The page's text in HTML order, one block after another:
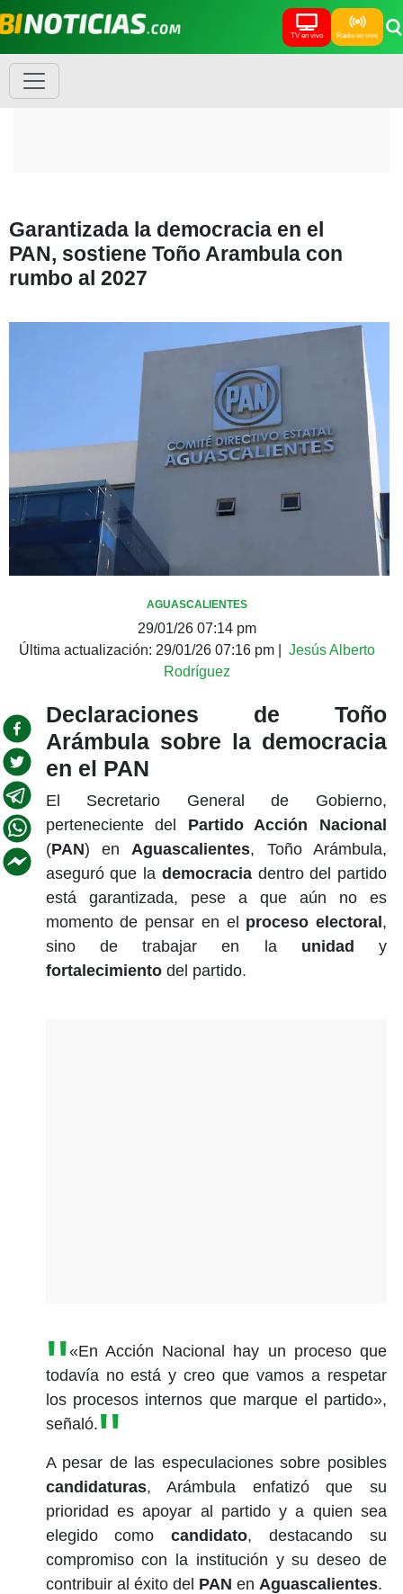
TV en vivo Radio en vivo
Garantizada la democracia en el
PAN, sostiene Toño Arambula con
rumbo al 2027
AGUASCALIENTES
29/01/26 07:14 pm
Última actualización: 29/01/26 07:16 pm
Jesús Alberto
Rodríguez
Declaraciones de Toño
Arámbula sobre la democracia
en el PAN
El Secretario General de Gobierno,
perteneciente del Partido Acción Nacional
(PAN) en Aguascalientes, Toño Arámbula,
aseguró que la democraciadentro del partido
está garantizada, pese a que aún no es
momento de pensar en el proceso electoral,
sino de trabajar en la unidad y
fortalecimientodel partido.
«En Acción Nacional hay un proceso que
todavía no está y creo que vamos a respetar
los procesos internos que marque el partido»,
señaló.
A pesar de las especulaciones sobre posibles
candidaturas, Arámbula enfatizó que su
prioridad es apoyar al partido y a quien sea
elegido comocandidato, destacando su
compromiso con la institución y su deseo de
contribuir al éxito del PAN en Aguascalientes.